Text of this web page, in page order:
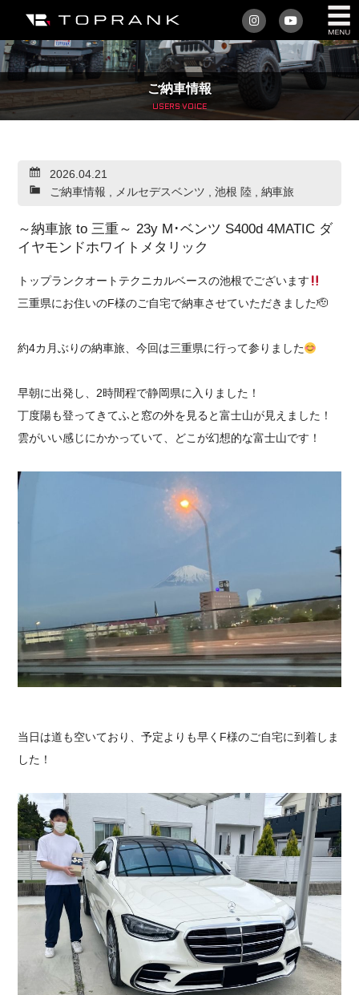
私たちについて
車を買う
アフターサービス
車を売る
インフォメーション
トップランク・マガジン
ご納車情報
USERS VOICE
2026.04.21
ご納車情報 , メルセデスベンツ , 池根 陸, 納車旅
～納車旅 to 三重～ 23y M･ベンツ S400d 4MATIC ダ
イヤモンドホワイトメタリック
トップランクオートテクニカルベースの池根でございます
三重県にお住いのF様のご自宅で納車させていただきました🫡
約4カ月ぶりの納車旅、今回は三重県に行って参りました
早朝に出発し、2時間程で静岡県に入りました！
丁度陽も登ってきてふと窓の外を見ると富士山が見えました！
雲がいい感じにかかっていて、どこが幻想的な富士山です！
当日は道も空いており、予定よりも早くF様のご自宅に到着しま
した！